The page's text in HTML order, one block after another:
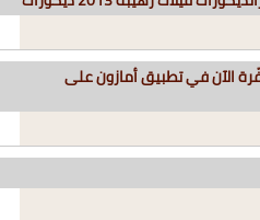
الآن في تطبيق أمازون على